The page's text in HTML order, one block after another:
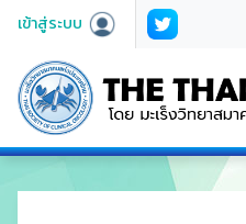
เข้าสู่ระบบ